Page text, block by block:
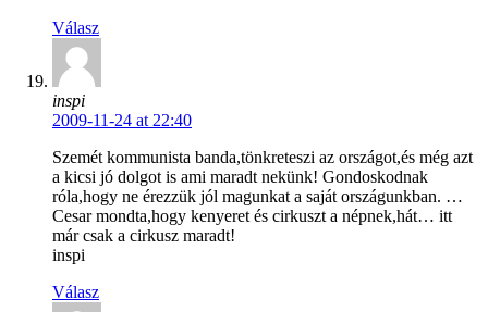
Válasz
inspi
2009-11-24 at 22:40
Szemét kommunista banda,tönkreteszi az országot,és még azt
a kicsi jó dolgot is ami maradt nekünk! Gondoskodnak
róla,hogy ne érezzük jól magunkat a saját országunkban. …
Cesar mondta,hogy kenyeret és cirkuszt a népnek,hát… itt
már csak a cirkusz maradt!
inspi
Válasz